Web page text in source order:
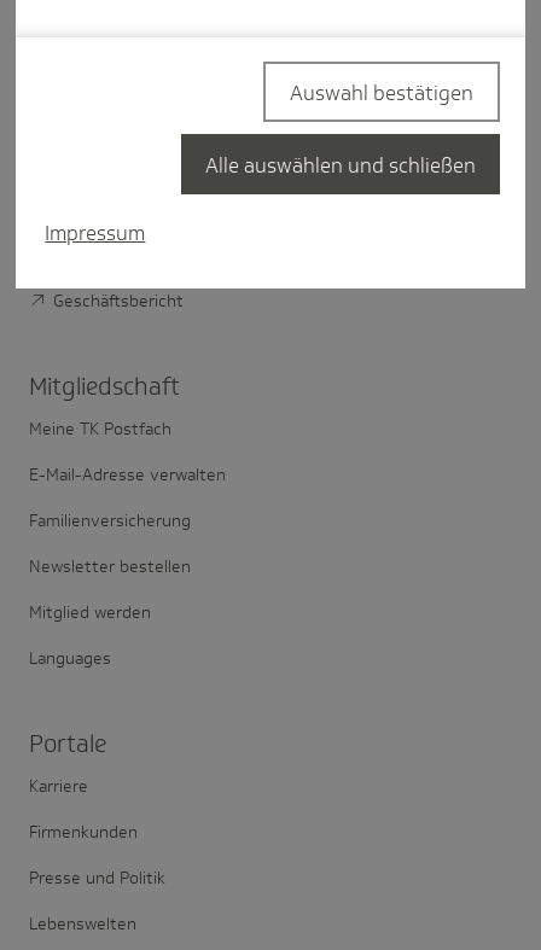
Geschäftsbericht
Mitglied­schaft
Meine TK Postfach
E-Mail-Adresse verwalten
Familienversicherung
Newsletter bestellen
Mitglied werden
Languages
Portale
Karriere
Firmenkunden
Presse und Politik
Lebenswelten
Impressum
Auswahl bestätigen
Alle auswählen und schließen